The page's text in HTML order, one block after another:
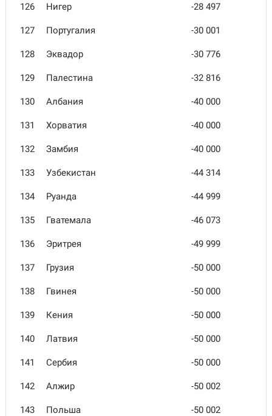
126 Нигер -28 497
127 Португалия -30 001
128 Эквадор -30 776
129 Палестина -32 816
130 Албания -40 000
131 Хорватия -40 000
132 Замбия -40 000
133 Узбекистан -44 314
134 Руанда -44 999
135 Гватемала -46 073
136 Эритрея -49 999
137 Грузия -50 000
138 Гвинея -50 000
139 Кения -50 000
140 Латвия -50 000
141 Сербия -50 000
142 Алжир -50 002
143 Польша -50 002